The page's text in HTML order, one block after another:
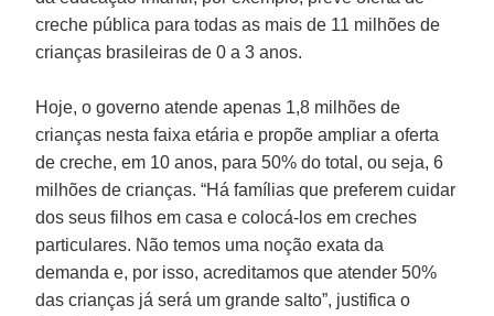
creche pública para todas as mais de 11 milhões de
crianças brasileiras de 0 a 3 anos.
Hoje, o governo atende apenas 1,8 milhões de
crianças nesta faixa etária e propõe ampliar a oferta
de creche, em 10 anos, para 50% do total, ou seja, 6
milhões de crianças. “Há famílias que preferem cuidar
dos seus filhos em casa e colocá-los em creches
particulares. Não temos uma noção exata da
demanda e, por isso, acreditamos que atender 50%
das crianças já será um grande salto”, justifica o